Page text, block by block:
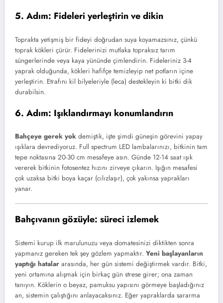
5. Adım: Fideleri yerleştirin ve dikin
Toprakta yetişmiş bir fideyi doğrudan suya koyamazsınız, çünkü
toprak kökleri çürür. Fidelerinizi mutlaka topraksız tarım
süngerlerinde veya kaya yününde çimlendirin. Fideleriniz 3-4
yaprak olduğunda, kökleri hafifçe temizleyip net potların içine
yerleştirin. Etrafını kil bilyeleriyle (leca) destekleyin ki bitki dik
durabilsin.
6. Adım: Işıklandırmayı konumlandırın
Bahçeye gerek yok demiştik, işte şimdi güneşin görevini yapay
ışıklara devrediyoruz. Full spectrum LED lambalarınızı, bitkinin tam
tepe noktasına 20-30 cm mesafeye asın. Günde 12-14 saat ışık
vererek bitkinin fotosentez hızını zirveye çıkarın. Işığın mesafesi
çok uzaksa bitki boya kaçar (cılızlaşır), çok yakınsa yaprakları
yanar.
Bahçıvanın gözüyle: süreci izlemek
Sistemi kurup ilk marulunuzu veya domatesinizi diktikten sonra
yapmanız gereken tek şey gözlem yapmaktır. Yeni başlayanların
yaptığı hatalar arasında, her gün sistemi değiştirmek vardır. Bitki,
yeni ortamına alışmak için birkaç gün strese girer; ona zaman
tanıyın. Köklerin o beyaz, pamuksu yapısını görmeye başladığınız
an, sistemin çalıştığını anlayacaksınız. Eğer yapraklarda sararma